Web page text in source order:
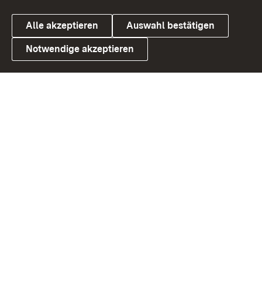
Link zum Landesportal
Alle akzeptieren Auswahl bestätigen
Notwendige akzeptieren